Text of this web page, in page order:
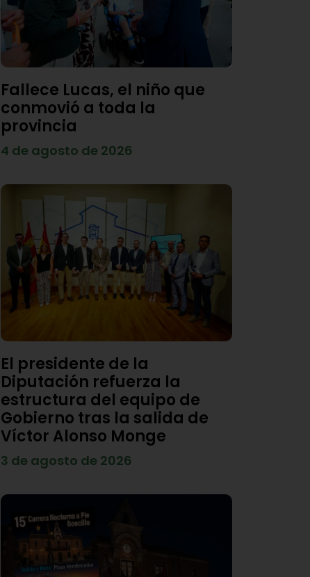
Fallece Lucas, el niño que
conmovió a toda la
provincia
4 de agosto de 2026
El presidente de la
Diputación refuerza la
estructura del equipo de
Gobierno tras la salida de
Víctor Alonso Monge
3 de agosto de 2026